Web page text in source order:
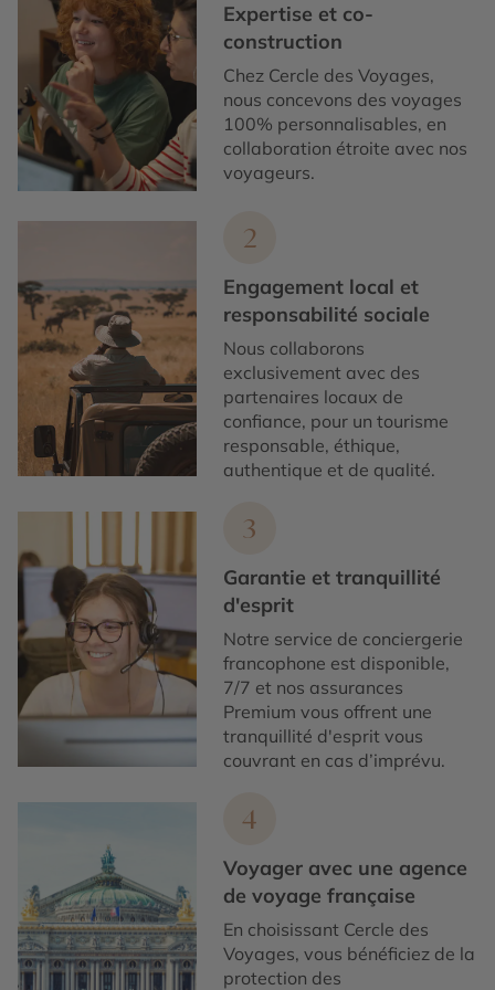
Expertise et co-
construction
Chez Cercle des Voyages,
nous concevons des voyages
100% personnalisables, en
collaboration étroite avec nos
voyageurs.
2
Engagement local et
responsabilité sociale
Nous collaborons
exclusivement avec des
partenaires locaux de
confiance, pour un tourisme
responsable, éthique,
authentique et de qualité.
3
Garantie et tranquillité
d'esprit
Notre service de conciergerie
francophone est disponible,
7/7 et nos assurances
Premium vous offrent une
tranquillité d'esprit vous
couvrant en cas d’imprévu.
4
Voyager avec une agence
de voyage française
En choisissant Cercle des
Voyages, vous bénéficiez de la
protection des